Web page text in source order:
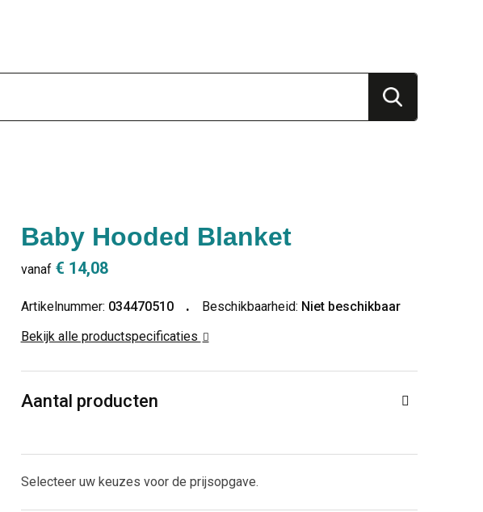
Baby Hooded Blanket
vanaf € 14,08
Artikelnummer: 034470510 Beschikbaarheid: Niet beschikbaar
Bekijk alle productspecificaties
Aantal producten
Selecteer uw keuzes voor de prijsopgave.